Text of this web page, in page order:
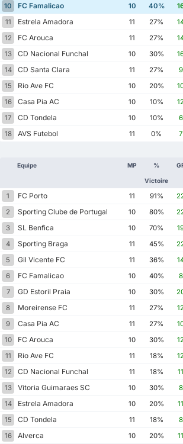
10
FC Famalicao 10 40%
11
Estrela Amadora 11 27%
12
FC Arouca 11 27%
13
CD Nacional Funchal 10 30%
14
CD Santa Clara 11 27% 9
15
Rio Ave FC 10 20%
16
Casa Pia AC 10 10%
17
CD Tondela 10 10% 6
18
AVS Futebol 11 0% 7
Equipe MP %
Victoire
1 FC Porto 11 91%
2
Sporting Clube de Portugal 10 80%
3
SL Benfica 10 70%
4
Sporting Braga 11 45%
5
Gil Vicente FC 11 36%
6
FC Famalicao 10 40% 8
7
GD Estoril Praia 10 30%
8
Moreirense FC 11 27%
9
Casa Pia AC 11 27%
10
FC Arouca 10 30%
11
Rio Ave FC 11 18%
12
CD Nacional Funchal 11 18% 11
13
Vitoria Guimaraes SC 10 30% 8
14
Estrela Amadora 10 20% 11
15
CD Tondela 11 18% 8
16
Alverca 10 20% 11